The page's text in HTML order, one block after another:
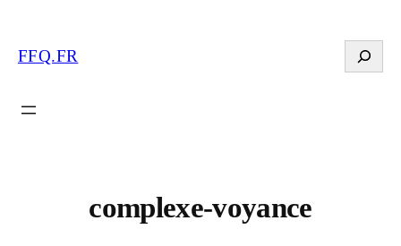
FFQ.FR Search
complexe-voyance